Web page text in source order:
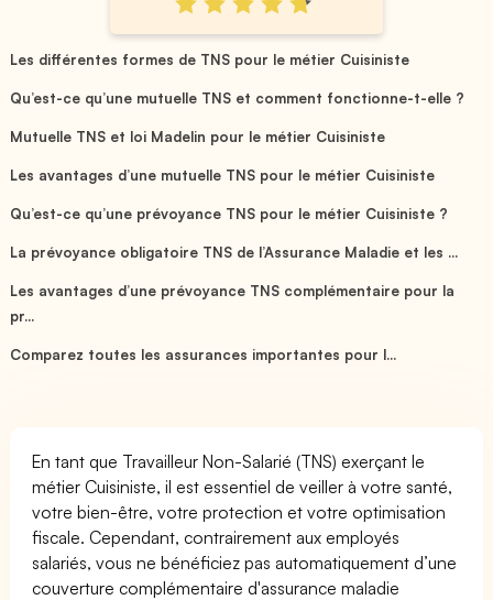
Les différentes formes de TNS pour le métier Cuisiniste
Qu’est-ce qu’une mutuelle TNS et comment fonctionne-t-elle ?
Mutuelle TNS et loi Madelin pour le métier Cuisiniste
Les avantages d’une mutuelle TNS pour le métier Cuisiniste
Qu’est-ce qu’une prévoyance TNS pour le métier Cuisiniste ?
La prévoyance obligatoire TNS de l’Assurance Maladie et les ...
Les avantages d’une prévoyance TNS complémentaire pour la
pr...
Comparez toutes les assurances importantes pour l...
En tant que Travailleur Non-Salarié (TNS) exerçant le
métier Cuisiniste, il est essentiel de veiller à votre santé,
votre bien-être, votre protection et votre optimisation
fiscale. Cependant, contrairement aux employés
salariés, vous ne bénéficiez pas automatiquement d’une
couverture complémentaire d'assurance maladie